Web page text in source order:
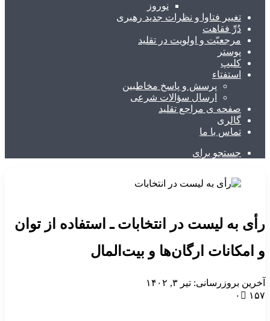
نوروز
تغییر فتاوا و نظرات جدید رهبری
دُرِّ فقاهت
مرجعیّت و اولویت در تقلید
پوستر
کلیپ
استفتاء
پرسش و پاسخ مخاطبین
ارسال سؤالات شرعی
صفحه ی مراجع تقلید
گالری
تماس با ما
جستجو برای
به لیست در انتخابات ـ استفاده از توان
امکانات ارگان‌ها و بیت‌المال
بروزرسانی: تیر ۳, ۱۴۰۲
۰